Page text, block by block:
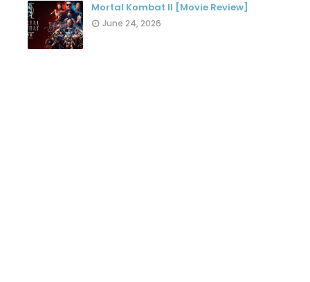
Mortal Kombat II [Movie Review]
June 24, 2026